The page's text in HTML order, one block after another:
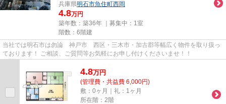
兵庫県明石市魚住町西岡
4.8万円
築年数：築36年 ｜募集中： 1室
階数：6階建
当社では明石市は勿論 神戸市 西区・三木市・加古郡等幅広く物件を取り扱っ
ております！ ご相談、ご質問等お気軽にお申し付けくださいませ！！
4.8万円
(管理費・共益費 6,000円)
敷：0ヶ月｜礼：1ヶ月
所在階：2階